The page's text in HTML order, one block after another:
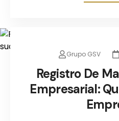
Grupo GSV
Registro De
Empresarial: